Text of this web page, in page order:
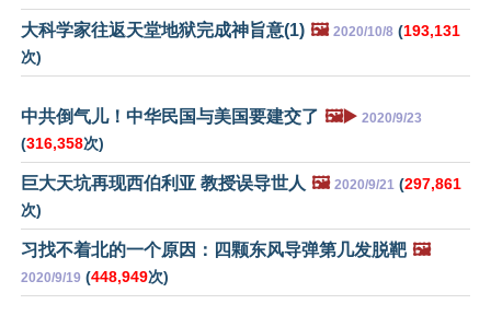
大科学家往返天堂地狱完成神旨意(1) 🖼️ 2020/10/8 (193,131
次)
中共倒气儿！中华民国与美国要建交了 🖼️▶️ 2020/9/23
(316,358次)
巨大天坑再现西伯利亚 教授误导世人 🖼️ 2020/9/21 (297,861
次)
习找不着北的一个原因：四颗东风导弹第几发脱靶 🖼️
2020/9/19 (448,949次)